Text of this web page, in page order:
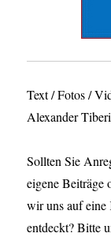
Text / Fotos /
Alexander
Sollten Sie
eigene Beiträge
wir uns auf eine
entdeckt? Bitte